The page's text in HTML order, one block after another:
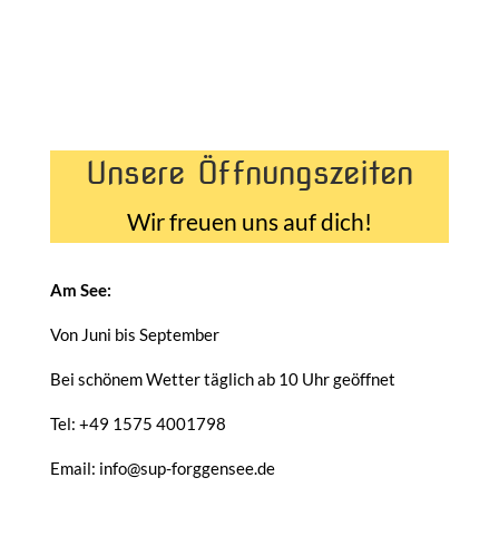
Unsere Öffnungszeiten
Wir freuen uns auf dich!
Am See:
Von Juni bis September
Bei schönem Wetter täglich ab 10 Uhr geöffnet
Tel: +49 1575 4001798
Email: info@sup-forggensee.de